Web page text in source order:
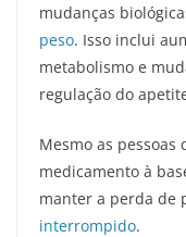
mudanças
peso. Isso inclui
metabolismo e
regulação do
Mesmo as pessoas
medicamento à
manter a perda de
interrompido.